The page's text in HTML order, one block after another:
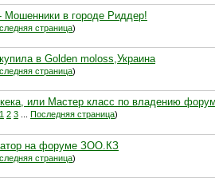
Мошенники в городе Риддер!
страница)
в Golden moloss,Украина
страница)
или Мастер класс по владению
1 2 3 Последняя страница)
на форуме ЗОО.КЗ
страница)